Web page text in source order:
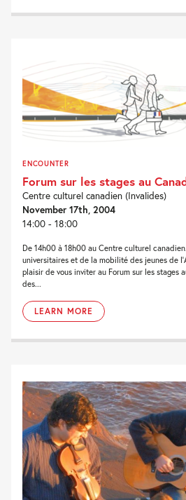
ENCOUNTER
Forum sur les stages au
Centre culturel canadien (Invalides)
November 17th, 2004
14:00 - 18:00
De 14h00 à 18h00 au Centre culturel
universitaires et de la mobilité des jeunes de
plaisir de vous inviter au Forum sur les stages
des...
LEARN MORE